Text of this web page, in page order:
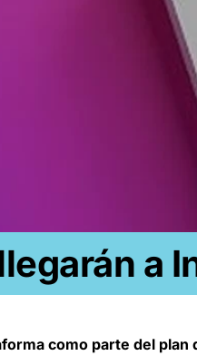
a
como parte del plan